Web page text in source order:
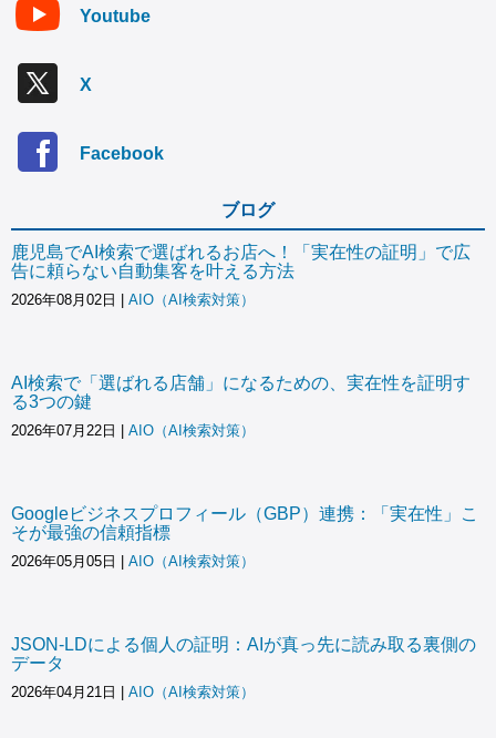
Youtube
X
Facebook
ブログ
鹿児島でAI検索で選ばれるお店へ！「実在性の証明」で広
告に頼らない自動集客を叶える方法
2026年08月02日 AIO（AI検索対策）
AI検索で「選ばれる店舗」になるための、実在性を証明す
る3つの鍵
2026年07月22日 AIO（AI検索対策）
Googleビジネスプロフィール（GBP）連携：「実在性」こ
そが最強の信頼指標
2026年05月05日 AIO（AI検索対策）
JSON-LDによる個人の証明：AIが真っ先に読み取る裏側の
データ
2026年04月21日 AIO（AI検索対策）